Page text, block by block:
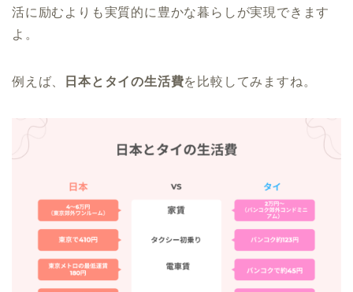
活に励むよりも実質的に豊かな暮らしが実現できます
よ。
例えば、 日本とタイの生活費を比較してみますね。